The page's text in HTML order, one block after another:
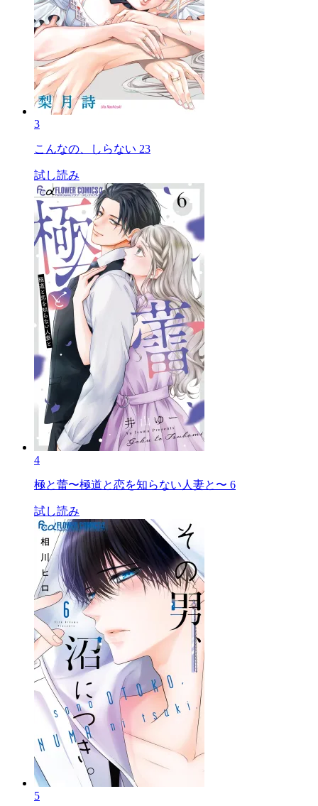
3
こんなの、しらない 23
試し読み
4
極と蕾〜極道と恋を知らない人妻と〜 6
試し読み
5